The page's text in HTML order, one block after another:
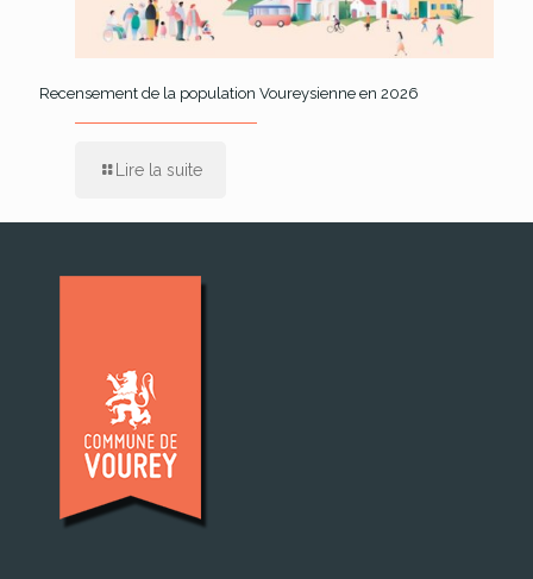
Recensement de la population Voureysienne en 2026
Lire la suite